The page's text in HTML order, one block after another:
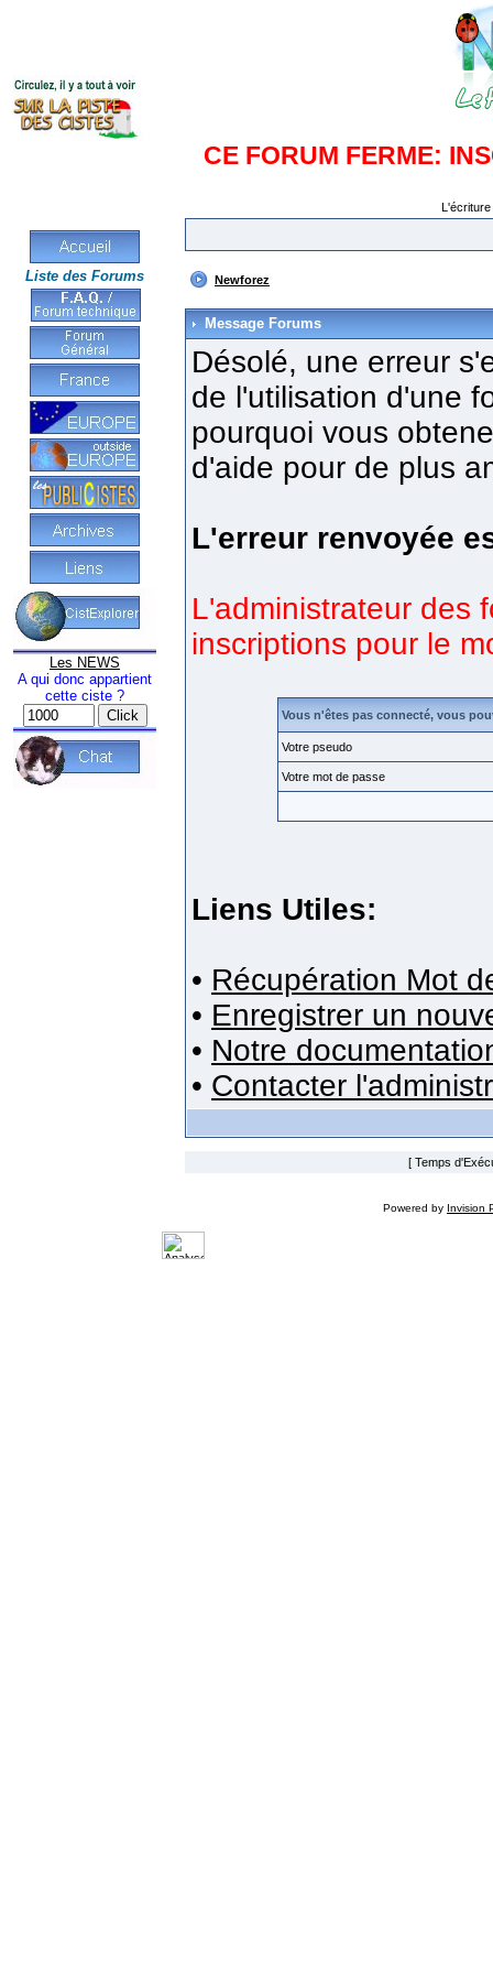
CE FORUM FERME:
Liste des Forums
Les NEWS
A qui donc appartient
cette ciste ?
Newforez
Message Forums
Désolé, une erreur
de l'utilisation d'une
pourquoi vous
d'aide pour de plus
L'erreur renvoyée
L'administrateur des
inscriptions pour le
Vous n'êtes pas connecté, vous
Votre pseudo
Votre mot de passe
Liens Utiles:
• Récupération Mot
• Enregistrer un
• Notre
• Contacter
[ Temps
Powered by Invision